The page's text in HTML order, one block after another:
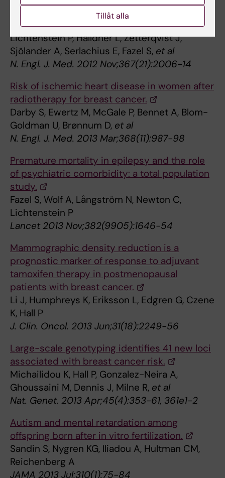
Medication for attention deficit-hyperactivity
disorder and criminality.
Lichtenstein P, Halldner L, Zetterqvist J,
Sjölander A, Serlachius E, Fazel S, et al
N. Engl. J. Med. 2012 Nov;367(21):2006-14
Risk of ischemic heart disease in women after
radiotherapy for breast cancer.
Darby S, Ewertz M, McGale P, Bennet A, Blom-
Goldman U, Brønnum D, et al
N. Engl. J. Med. 2013 Mar;368(11):987-98
Premature mortality in epilepsy and the role
of psychiatric comorbidity: a total population
study.
Fazel S, Wolf A, Långström N, Newton C,
Lichtenstein P
Lancet 2013 Nov;382(9905):1646-54
Mammographic density reduction is a
prognostic marker of response to adjuvant
tamoxifen therapy in postmenopausal
patients with breast cancer.
Li J, Humphreys K, Eriksson L, Edgren G, Czene
K, Hall P
J. Clin. Oncol. 2013 Jun;31(18):2249-56
Large-scale genotyping identifies 41 new loci
associated with breast cancer risk.
Michailidou K, Hall P, Gonzalez-Neira A,
Ghoussaini M, Dennis J, Milne R, et al
Nat. Genet. 2013 Apr;45(4):353-61, 361e1-2
Autism and mental retardation among
offspring born after in vitro fertilization.
Sandin S, Nygren KG, Iliadou A, Hultman CM,
Reichenberg A
JAMA 2013 Jul;310(1):75-84
Tillåt alla